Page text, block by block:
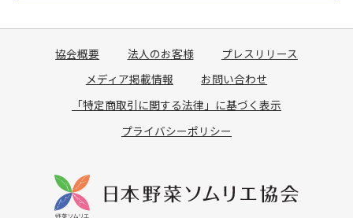
協会概要 法人のお客様
プレスリリース
メディア掲載情報
お問い合わせ
「特定商取引に関する法律」に基づく表示
プライバシーポリシー